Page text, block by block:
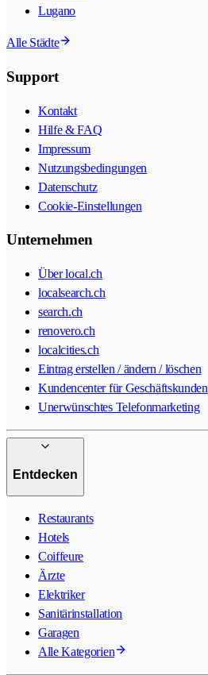
Lugano
Alle Städte
Support
Kontakt
Hilfe & FAQ
Impressum
Nutzungsbedingungen
Datenschutz
Cookie-Einstellungen
Unternehmen
Über local.ch
localsearch.ch
search.ch
renovero.ch
localcities.ch
Eintrag erstellen / ändern / löschen
Kundencenter für Geschäftskunden
Unerwünschtes Telefonmarketing
Entdecken
Restaurants
Hotels
Coiffeure
Ärzte
Elektriker
Sanitärinstallation
Garagen
Alle Kategorien